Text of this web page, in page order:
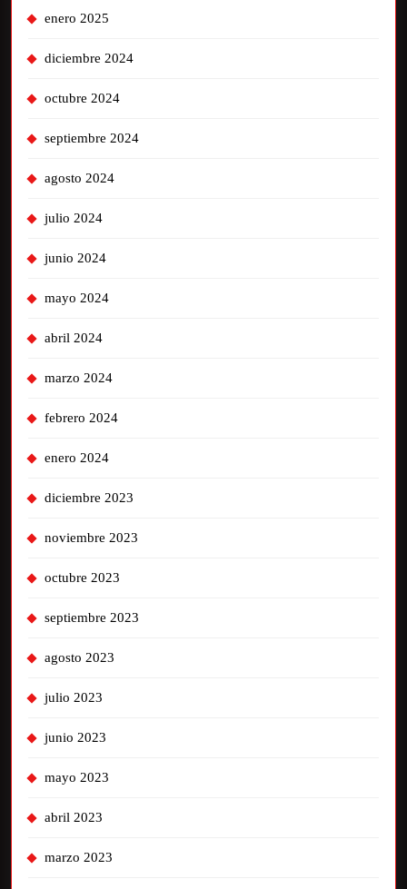
enero 2025
diciembre 2024
octubre 2024
septiembre 2024
agosto 2024
julio 2024
junio 2024
mayo 2024
abril 2024
marzo 2024
febrero 2024
enero 2024
diciembre 2023
noviembre 2023
octubre 2023
septiembre 2023
agosto 2023
julio 2023
junio 2023
mayo 2023
abril 2023
marzo 2023